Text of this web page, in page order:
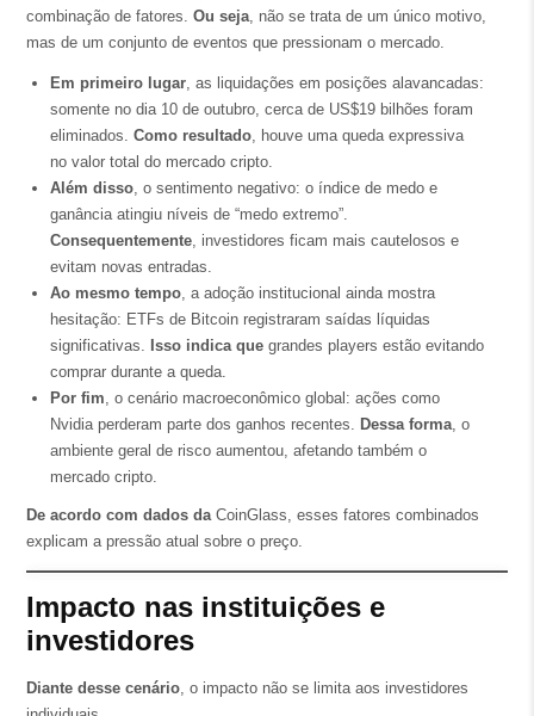
combinação de fatores. Ou seja, não se trata de um único motivo,
mas de um conjunto de eventos que pressionam o mercado.
Em primeiro lugar, as liquidações em posições alavancadas:
somente no dia 10 de outubro, cerca de US$19 bilhões foram
eliminados. Como resultado, houve uma queda expressiva
no valor total do mercado cripto.
Além disso, o sentimento negativo: o índice de medo e
ganância atingiu níveis de “medo extremo”.
Consequentemente, investidores ficam mais cautelosos e
evitam novas entradas.
Ao mesmo tempo, a adoção institucional ainda mostra
hesitação: ETFs de Bitcoin registraram saídas líquidas
significativas.
Isso indica quegrandes players estão evitando
comprar durante a queda.
Por fim , o cenário macroeconômico global: ações como
Nvidia perderam parte dos ganhos recentes.
Dessa forma, o
ambiente geral de risco aumentou, afetando também o
mercado cripto.
De acordo com dados daCoinGlass, esses fatores combinados
explicam a pressão atual sobre o preço.
Impacto nas instituições e
investidores
Diante desse cenário, o impacto não se limita aos investidores